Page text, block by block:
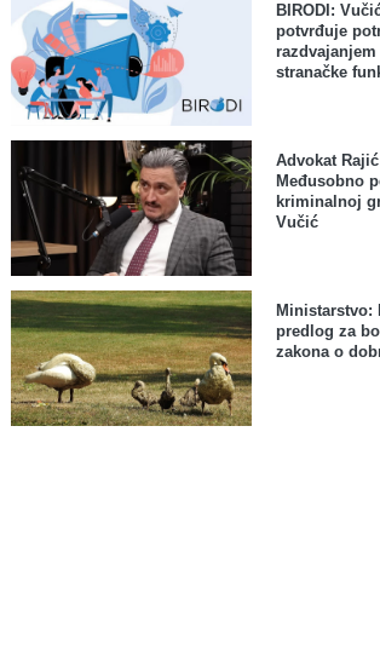
BIRODI:
potvrđuje
stranačke
Advokat
Međusobno
kriminalnoj
Vučić
Ministarstvo:
predlog za
zakona o